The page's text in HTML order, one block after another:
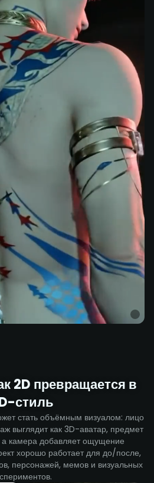
2D превращается в
стиль
стать объёмным визуалом: лицо
выглядит как 3D-аватар, предмет
камера добавляет ощущение
хорошо работает для до/после,
персонажей, мемов и визуальных